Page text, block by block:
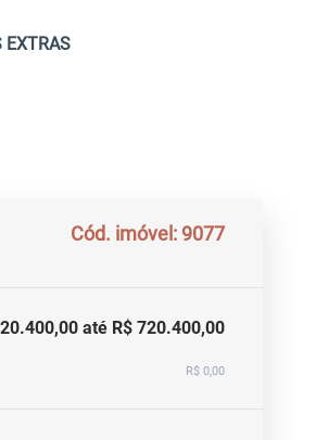
EXTRAS
Cód. imóvel: 9077
até R$ 720.400,00
R$ 0,00